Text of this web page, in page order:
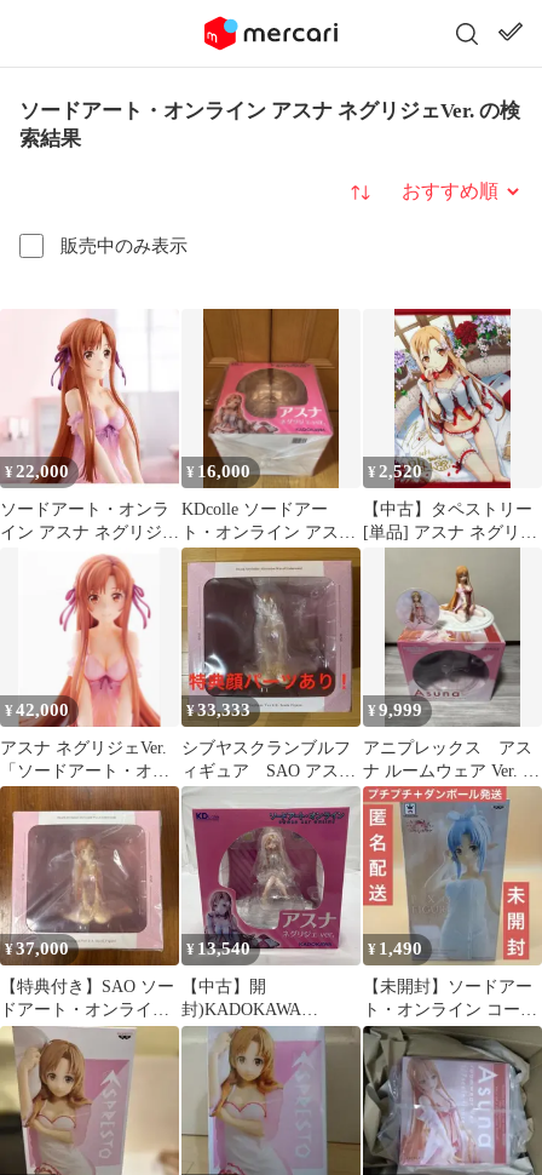
ソードアート・オンライン アスナ ネグリジェVer. の検
索結果
販売中のみ表示
並び替え
¥22,000
ソードアート・オンラ
イン アスナ ネグリジェ
Ver. 1/4スケール
¥ 16,000
KDcolle ソードアー
ト・オンライン アスナ
ネグリジェVer.
¥ 2,520
【中古】タペストリー
[単品] アスナ ネグリジ
「ソードアート・オン
ライン KDcolle 1/7 プラ
スチック製塗装済み完
成品 KADOKAWAスペ
シャルセット」 同梱特
典
¥42,000
アスナ ネグリジェVer.
「ソードアート・オン
ライン」製塗装済み完
成品
¥33,333
シブヤスクランブルフ
ィギュア SAO アス
ナ ネグリジェ1/4 フィ
ギュア
¥9,999
アニプレックス アス
ナ ルームウェア Ver. ソ
ードアートオンライン
¥37,000
【特典付き】SAO ソー
ドアート・オンライ
ン アスナ ネグリジ
ェver
¥ 13,540
【中古】開
封)KADOKAWA
KDcolle アスナ ネグリ
ジェver. 1/7スケールフ
ィギュア ソードアー
ト・オンライン[19]
¥ 1,490
【未開封】ソードアー
ト・オンライン コー
ド・レジスタ EXQ湯上
がりアスナ